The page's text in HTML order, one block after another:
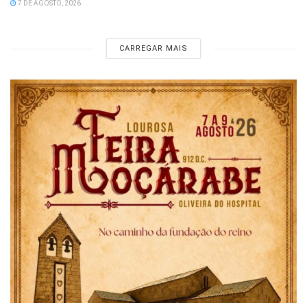
7 DE AGOSTO, 2026
CARREGAR MAIS